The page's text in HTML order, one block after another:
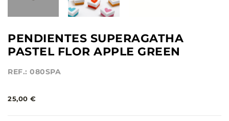
PENDIENTES SUPERAGATHA
PASTEL FLOR APPLE GREEN
REF.: 080SPA
25,00 €